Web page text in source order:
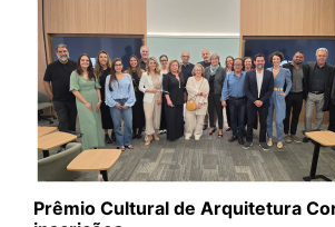
Prêmio Cultural de Arquitetura